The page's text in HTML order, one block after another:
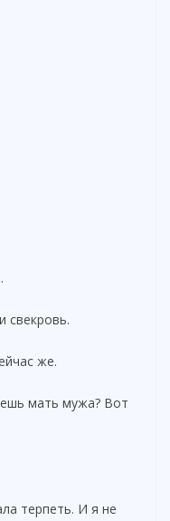
свекровь.
же.
мать мужа? Вот
терпеть. И я не